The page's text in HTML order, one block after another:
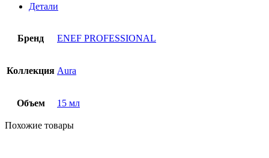
Детали
Бренд ENEF PROFESSIONAL
Коллекция Aura
Объем 15 мл
Похожие товары